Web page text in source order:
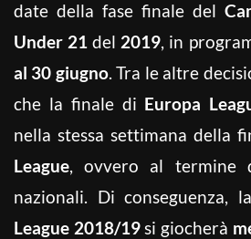
date della fase finale del
Under 21 del 2019, in
al 30 giugno. Tra le altre
che la finale di Europa
nella stessa settimana della
League, ovvero al termine
nazionali. Di conseguenza,
League 2018/19si giocherà